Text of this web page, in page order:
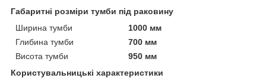
Габаритні розміри тумби під раковину
Ширина тумби
1000 мм
Глибина тумби
700 мм
Висота тумби
950 мм
Користувальницькі характеристики